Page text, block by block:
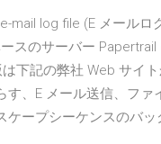
mail log file (E メール
スのサーバー
下記の弊社 Web サイ
す、E メール送信、フ
ケープシーケンスのバッ